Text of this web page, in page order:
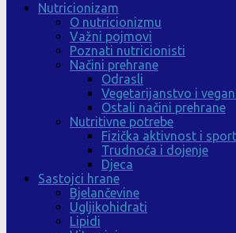
Nutricionizam
O nutricionizmu
Važni pojmovi
Poznati nutricionisti
Načini prehrane
Odrasli
Vegetarijanstvo i
Ostali načini prehrane
Nutritivne potrebe
Fizička aktivnost i sport
Trudnoća i dojenje
Djeca
Sastojci hrane
Bjelančevine
Ugljikohidrati
Lipidi